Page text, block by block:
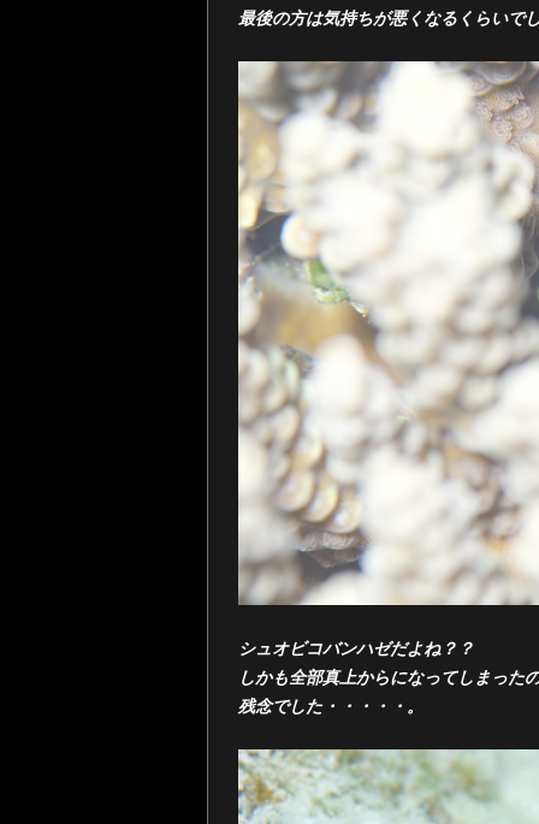
最後の方は気持ちが悪くなるくらいで
シュオビコバンハゼだよね？？
しかも全部真上からになってしまった
残念でした・・・・・。